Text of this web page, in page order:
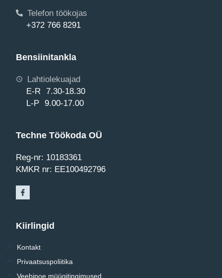
Telefon töökojas
+372 766 8291
Bensiinitankla
Lahtiolekuajad
E-R 7.30-18.30
L-P 9.00-17.00
Techne Töökoda OÜ
Reg-nr: 10183361
KMKR nr: EE100492796
Kiirlingid
Kontakt
Privaatsuspoliitika
Veebipoe müügitingimused